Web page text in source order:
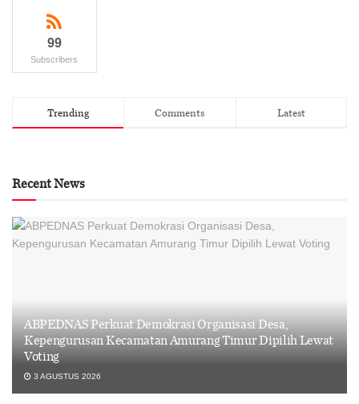
99
Subscribers
Trending Comments Latest
Recent News
ABPEDNAS Perkuat Demokrasi Organisasi Desa,
Kepengurusan Kecamatan Amurang Timur Dipilih Lewat
Voting
3 AGUSTUS 2026